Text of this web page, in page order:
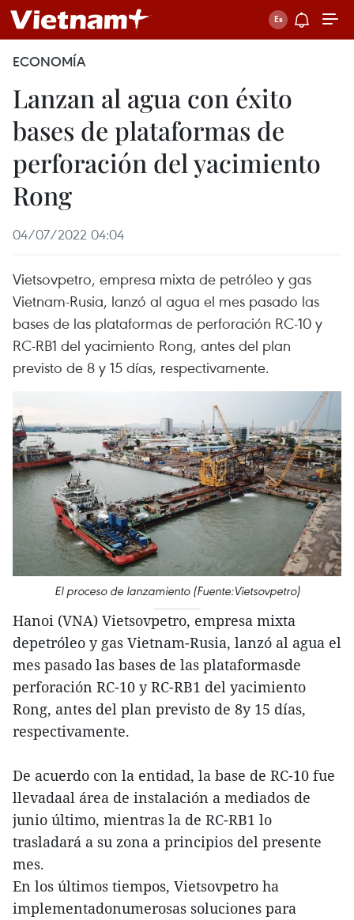
ECONOMÍA
Lanzan al agua con éxito
bases de plataformas de
perforación del yacimiento
Rong
04/07/2022 04:04
Vietsovpetro, empresa mixta de petróleo y gas
Vietnam-Rusia, lanzó al agua el mes pasado las
bases de las plataformas de perforación RC-10 y
RC-RB1 del yacimiento Rong, antes del plan
previsto de 8 y 15 días, respectivamente.
El proceso de lanzamiento (Fuente:Vietsovpetro)
Hanoi (VNA) Vietsovpetro, empresa mixta
depetróleo y gas Vietnam-Rusia, lanzó al agua el
mes pasado las bases de las plataformasde
perforación RC-10 y RC-RB1 del yacimiento
Rong, antes del plan previsto de 8y 15 días,
respectivamente.
De acuerdo con la entidad, la base de RC-10 fue
llevadaal área de instalación a mediados de
junio último, mientras la de RC-RB1 lo
trasladará a su zona a principios del presente
mes.
En los últimos tiempos, Vietsovpetro ha
implementadonumerosas soluciones para